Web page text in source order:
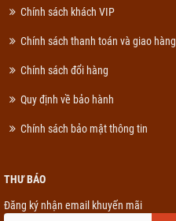
Chính sách khách VIP
Chính sách thanh toán và giao hàng
Chính sách đổi hàng
Quy định về bảo hành
Chính sách bảo mật thông tin
THƯ BÁO
Đăng ký nhận email khuyến mãi